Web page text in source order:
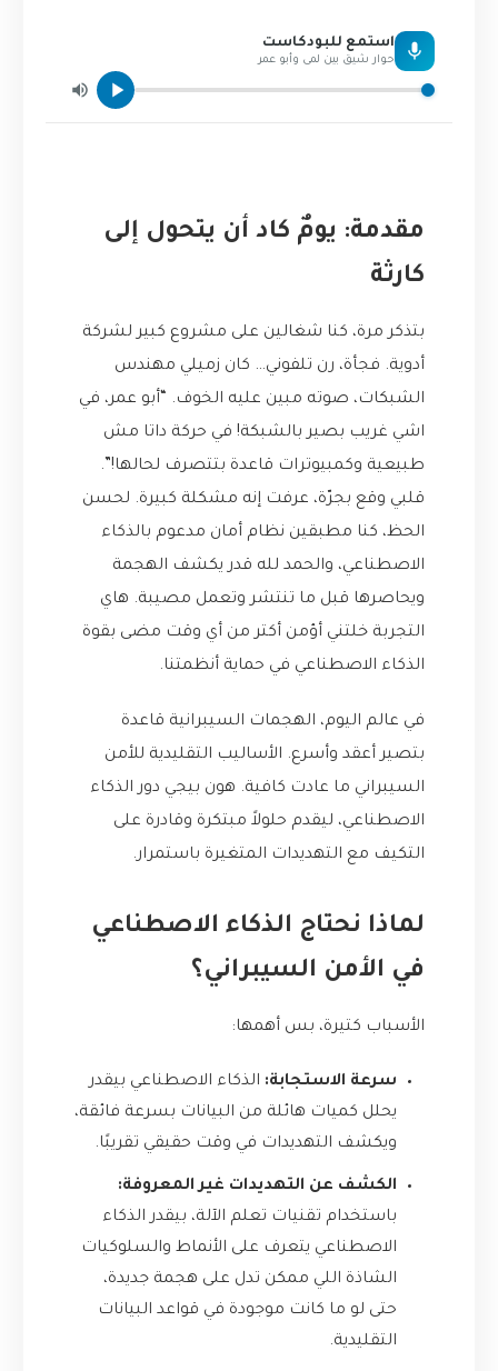
استمع للبودكاست
حوار شيق بين لمى وأبو عمر
مقدمة: يومٌ كاد أن يتحول إلى
كارثة
بتذكر مرة، كنا شغالين على مشروع كبير لشركة
أدوية. فجأة، رن تلفوني… كان زميلي مهندس
الشبكات، صوته مبين عليه الخوف. “أبو عمر، في
اشي غريب بصير بالشبكة! في حركة داتا مش
طبيعية وكمبيوترات قاعدة بتتصرف لحالها!”.
قلبي وقع بجرّة، عرفت إنه مشكلة كبيرة. لحسن
الحظ، كنا مطبقين نظام أمان مدعوم بالذكاء
الاصطناعي، والحمد لله قدر يكشف الهجمة
ويحاصرها قبل ما تنتشر وتعمل مصيبة. هاي
التجربة خلتني أؤمن أكتر من أي وقت مضى بقوة
الذكاء الاصطناعي في حماية أنظمتنا.
في عالم اليوم، الهجمات السيبرانية قاعدة
بتصير أعقد وأسرع. الأساليب التقليدية للأمن
السيبراني ما عادت كافية. هون بيجي دور الذكاء
الاصطناعي، ليقدم حلولاً مبتكرة وقادرة على
التكيف مع التهديدات المتغيرة باستمرار.
لماذا نحتاج الذكاء الاصطناعي
في الأمن السيبراني؟
الأسباب كتيرة، بس أهمها:
سرعة الاستجابة: الذكاء الاصطناعي بيقدر
يحلل كميات هائلة من البيانات بسرعة فائقة،
ويكشف التهديدات في وقت حقيقي تقريبًا.
الكشف عن التهديدات غير المعروفة:
باستخدام تقنيات تعلم الآلة، بيقدر الذكاء
الاصطناعي يتعرف على الأنماط والسلوكيات
الشاذة اللي ممكن تدل على هجمة جديدة،
حتى لو ما كانت موجودة في قواعد البيانات
التقليدية.